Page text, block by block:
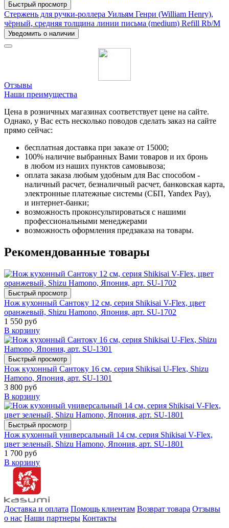
Быстрый просмотр
Стержень для ручки-роллера Уильям Генри (William Henry),
чёрный, средняя толщина линии письма (medium) Refill Rb/M
Уведомить о наличии
Отзывы
Наши преимущества
Цена в розничных магазинах соответствует цене на сайте.
Однако, у Вас есть несколько поводов сделать заказ на сайте
прямо сейчас:
бесплатная доставка при заказе от 15000;
100% наличие выбранных Вами товаров и их бронь
в любом из наших пунктов самовывоза;
оплата заказа любым удобным для Вас способом -
наличный расчет, безналичный расчет, банковская карта,
электронные платежные системы (СБП, Yandex Pay),
и интернет-банки;
возможность проконсультироваться с нашими
профессиональными менеджерами
возможность оформления предзаказа на товары.
Рекомендованные товары
Быстрый просмотр
Нож кухонный Сантоку 12 см, серия Shikisai V-Flex, цвет
оранжевый, Shizu Hamono, Япония, арт. SU-1702
1 550 руб
В корзину
Быстрый просмотр
Нож кухонный Сантоку 16 см, серия Shikisai U-Flex, Shizu
Hamono, Япония, арт. SU-1301
3 800 руб
В корзину
Быстрый просмотр
Нож кухонный универсальный 14 см, серия Shikisai V-Flex,
цвет зеленый, Shizu Hamono, Япония, арт. SU-1801
1 700 руб
В корзину
Доставка и оплата Помощь клиентам Возврат товара Отзывы
о нас Наши партнеры Контакты